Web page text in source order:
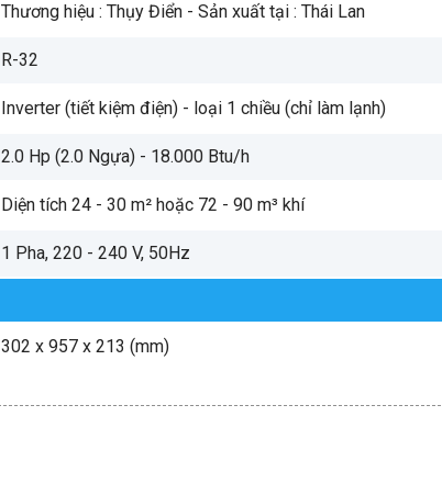
Thương hiệu : Thụy Điển - Sản xuất tại : Thái Lan
R-32
Inverter (tiết kiệm điện) - loại 1 chiều (chỉ làm lạnh)
2.0 Hp (2.0 Ngựa) - 18.000 Btu/h
Diện tích 24 - 30 m² hoặc 72 - 90 m³ khí
1 Pha, 220 - 240 V, 50Hz
302 x 957 x 213 (mm)